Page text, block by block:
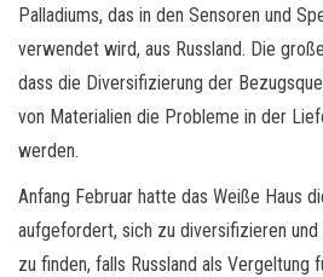
Palladiums, das in den Sensoren und
verwendet wird, aus Russland. Die
dass die Diversifizierung der
von Materialien die Probleme in der
werden.
Anfang Februar hatte das Weiße Haus
aufgefordert, sich zu diversifizieren
zu finden, falls Russland als Vergeltung